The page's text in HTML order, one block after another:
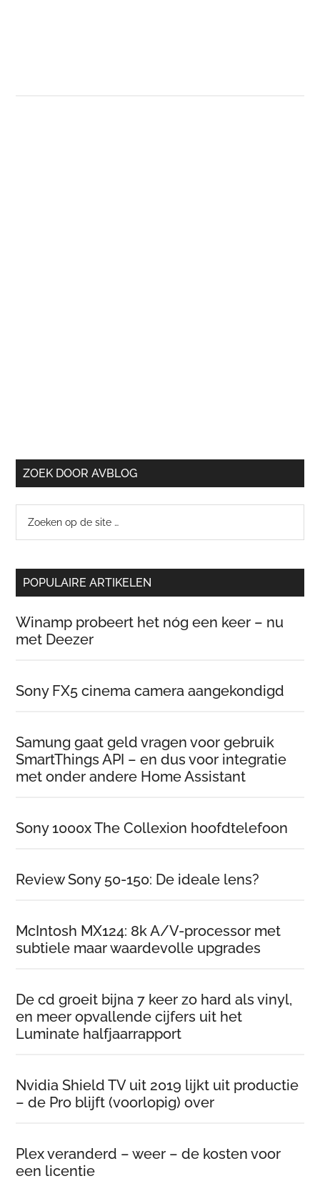
ZOEK DOOR AVBLOG
site
POPULAIRE ARTIKELEN
Winamp probeert het nóg een keer – nu
met Deezer
Sony FX5 cinema camera aangekondigd
Samung gaat geld vragen voor gebruik
SmartThings API – en dus voor integratie
met onder andere Home Assistant
Sony 1000x The Collexion hoofdtelefoon
Review Sony 50-150: De ideale lens?
McIntosh MX124: 8k A/V-processor met
subtiele maar waardevolle upgrades
De cd groeit bijna 7 keer zo hard als vinyl,
en meer opvallende cijfers uit het
Luminate halfjaarrapport
Nvidia Shield TV uit 2019 lijkt uit productie
– de Pro blijft (voorlopig) over
Plex veranderd – weer – de kosten voor
een licentie